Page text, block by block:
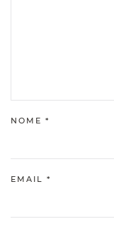
NOME *
EMAIL *